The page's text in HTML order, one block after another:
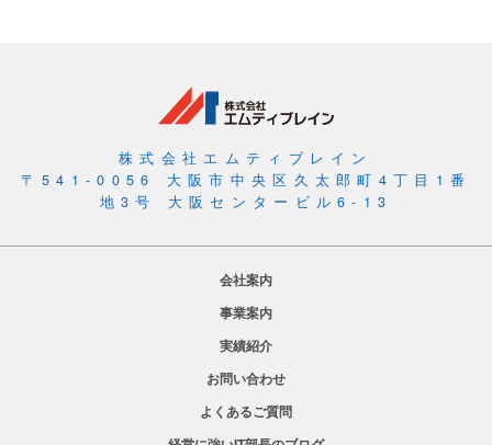
株式会社エムティブレイン
〒541-0056 大阪市中央区久太郎町4丁目1番
地3号 大阪センタービル6-13
会社案内
事業案内
実績紹介
お問い合わせ
よくあるご質問